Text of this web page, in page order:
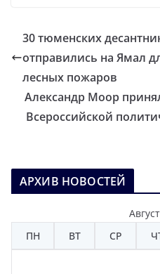
30 тюменских
отправились на Ямал
лесных пожаров
Александр Моор
Всероссийской
АРХИВ НОВОСТЕЙ
ПН
ВТ СР